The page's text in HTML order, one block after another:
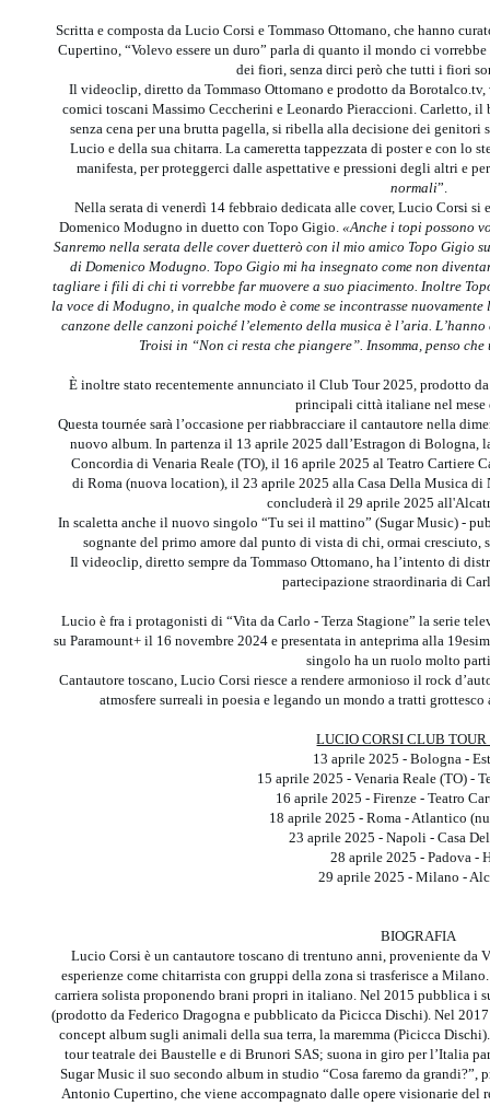
Scritta e composta da Lucio Corsi e Tommaso Ottomano, che hanno
Cupertino, “Volevo essere un duro” parla di quanto il mondo ci
dei fiori, senza dirci però che tutti i fiori
Il videoclip, diretto da Tommaso Ottomano e prodotto da
comici toscani Massimo Ceccherini e Leonardo Pieraccioni. Carletto,
senza cena per una brutta pagella, si ribella alla decisione dei genitori
Lucio e della sua chitarra. La cameretta tappezzata di poster e con lo
manifesta, per proteggerci dalle aspettative e pressioni degli altri e
normali”.
Nella serata di venerdì 14 febbraio dedicata alle cover, Lucio Corsi
Domenico Modugno in duetto con Topo Gigio.«Anche i topi possono
Sanremo nella serata delle cover duetterò con il mio amico Topo
di Domenico Modugno. Topo Gigio mi ha insegnato come non
tagliare i fili di chi ti vorrebbe far muovere a suo piacimento. Inoltre
la voce di Modugno, in qualche modo è come se incontrasse
canzone delle canzoni poiché l’elemento della musica è l’aria.
Troisi in “Non ci resta che piangere”. Insomma, penso
È inoltre stato recentemente annunciato il Club Tour 2025, prodotto
principali città italiane nel mese
Questa tournée sarà l’occasione per riabbracciare il cantautore nella
nuovo album. In partenza il 13 aprile 2025 dall’Estragon di Bologna,
Concordia di Venaria Reale (TO), il 16 aprile 2025 al Teatro Cartiere
di Roma (nuova location), il 23 aprile 2025 alla Casa Della Musica
concluderà il 29 aprile 2025
In scaletta anche il nuovo singolo “Tu sei il mattino” (Sugar Music) -
sognante del primo amore dal punto di vista di chi, ormai cresciuto,
Il videoclip, diretto sempre da Tommaso Ottomano, ha l’intento di
partecipazione straordinaria di
Lucio è fra i protagonisti di “Vita da Carlo - Terza Stagione” la serie
su Paramount+ il 16 novembre 2024 e presentata in anteprima alla
singolo ha un ruolo molto
Cantautore toscano, Lucio Corsi riesce a rendere armonioso il rock
atmosfere surreali in poesia e legando un mondo a tratti
LUCIO CORSI CLUB
13 aprile 2025 - Bologna -
15 aprile 2025 - Venaria Reale (TO) -
16 aprile 2025 - Firenze - Teatro
18 aprile 2025 - Roma - Atlantico
23 aprile 2025 - Napoli - Casa
28 aprile 2025 - Padova -
29 aprile 2025 - Milano -
BIOGRAFIA
Lucio Corsi è un cantautore toscano di trentuno anni, proveniente da
esperienze come chitarrista con gruppi della zona si trasferisce a
carriera solista proponendo brani propri in italiano. Nel 2015 pubblica i
(prodotto da Federico Dragogna e pubblicato da Picicca Dischi). Nel
concept album sugli animali della sua terra, la maremma (Picicca
tour teatrale dei Baustelle e di Brunori SAS; suona in giro per l’Italia
Sugar Music il suo secondo album in studio “Cosa faremo da grandi?”,
Antonio Cupertino, che viene accompagnato dalle opere visionarie del